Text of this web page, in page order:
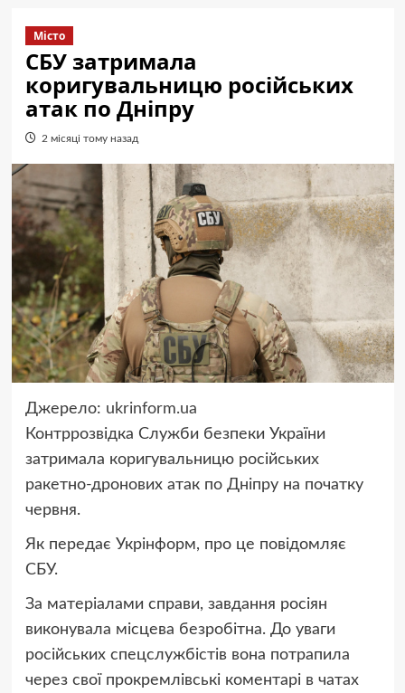
Місто
СБУ затримала
коригувальницю російських
атак по Дніпру
2 місяці тому назад
Джерело: ukrinform.ua
Контррозвідка Служби безпеки України
затримала коригувальницю російських
ракетно-дронових атак по Дніпру на початку
червня.
Як передає Укрінформ, про це повідомляє
СБУ.
За матеріалами справи, завдання росіян
виконувала місцева безробітна. До уваги
російських спецслужбістів вона потрапила
через свої прокремлівські коментарі в чатах